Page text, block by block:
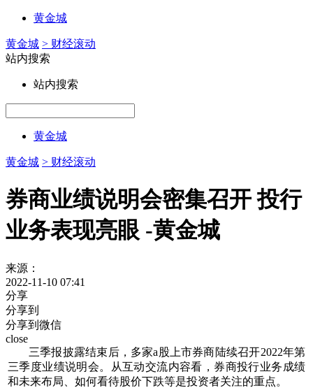
黄金城
黄金城 > 财经滚动
站内搜索
站内搜索
黄金城
黄金城 > 财经滚动
券商业绩说明会密集召开 投行
业务表现亮眼 -黄金城
来源：
2022-11-10 07:41
分享
分享到
分享到微信
close
三季报披露结束后，多家a股上市券商陆续召开2022年第
三季度业绩说明会。从互动交流内容看，券商投行业务成绩
和未来布局、如何看待股价下跌等是投资者关注的重点。